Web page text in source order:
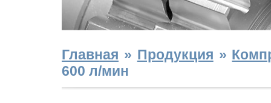
Главная » Продукция »
600 л/мин